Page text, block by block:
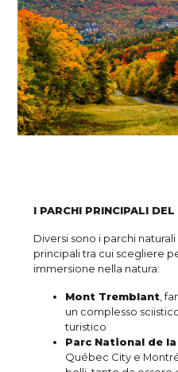
I PARCHI PRINCIPALI DEL
Diversi sono i parchi
principali tra cui scegliere
immersione nella natura:
Mont Tremblant,
un complesso
turistico
Parc National de
Québec City e